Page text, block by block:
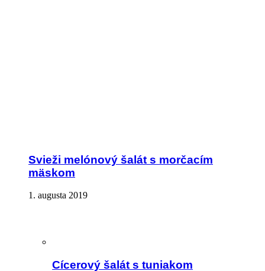
Svieži melónový šalát s morčacím
mäskom
1. augusta 2019
Cícerový šalát s tuniakom